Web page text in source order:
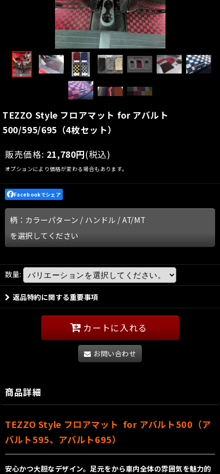
TEZZO Style フロアマット for アバルト
500/595/695（4枚セット）
販売価格: 21,780円(税込)
オプションにより価格が変わる場合もあります。
Facebookでシェア
柄：カラーパターン / ハンドル /AT/MT
を選択してください
数量:
返品特約に関する重要事項
カートに入れる
お問い合わせ
商品詳細
TEZZO Style フロアマット for アバルト500（ア
バルト595、アバルト695）
安心かつ大胆なデザイン。足元をから車内全体の雰囲気を魅力的